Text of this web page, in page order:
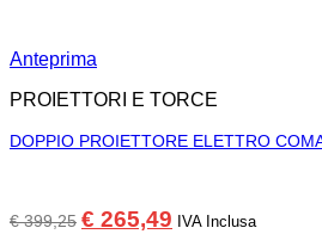
Anteprima
PROIETTORI E TORCE
DOPPIO PROIETTORE ELETTRO
€399,25 Il
€ 265,49 IlIVA Inclusa